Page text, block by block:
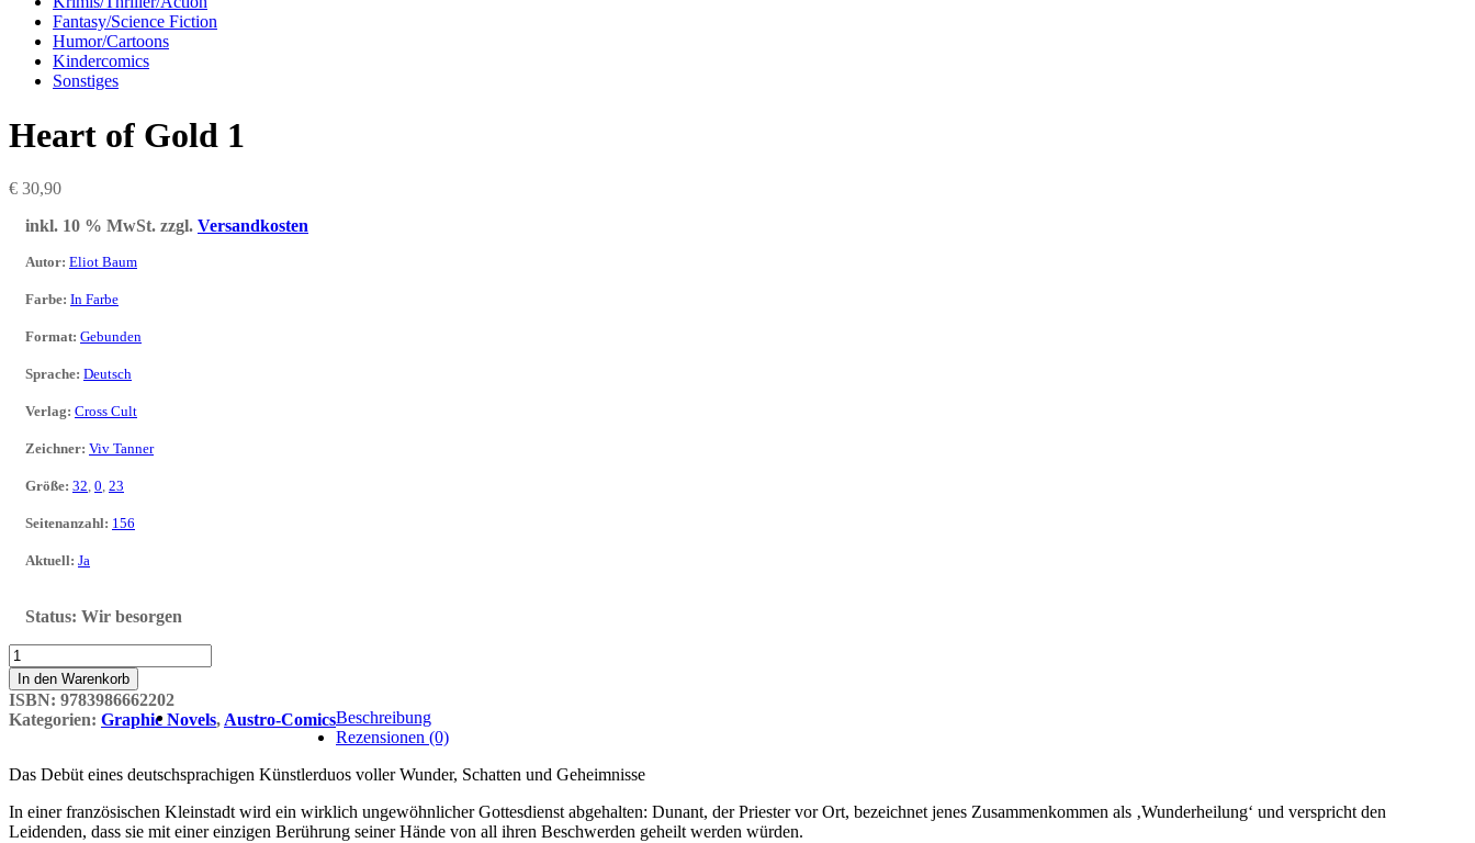
Fantasy/Science Fiction
Humor/Cartoons
Kindercomics
Sonstiges
Heart of Gold 1
€ 30,90
inkl. 10 % MwSt. zzgl. Versandkosten
Autor: Eliot Baum
Farbe: In Farbe
Format: Gebunden
Sprache: Deutsch
Verlag: Cross Cult
Zeichner: Viv Tanner
Größe: 32, 0, 23
Seitenanzahl: 156
Aktuell: Ja
Status: Wir besorgen
Heart
of
Gold
1
Menge
In den Warenkorb
ISBN: 9783986662202
Kategorien: Graphic Novels, Austro-ComicsBeschreibung
Rezensionen (0)
Das Debüt eines deutschsprachigen Künstlerduos voller Wunder, Schatten und Geheimnisse
In einer französischen Kleinstadt wird ein wirklich ungewöhnlicher Gottesdienst abgehalten: Dunant, der Priester vor Ort, bezeichnet jenes Zusammenkommen als ‚Wunderheilung‘ und verspricht den
Leidenden, dass sie mit einer einzigen Berührung seiner Hände von all ihren Beschwerden geheilt werden würden.